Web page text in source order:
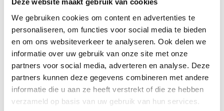
We gebruiken cookies om content en advertenties te
personaliseren, om functies voor social media te bieden
en om ons websiteverkeer te analyseren. Ook delen we
informatie over uw gebruik van onze site met onze
partners voor social media, adverteren en analyse. Deze
partners kunnen deze gegevens combineren met andere
informatie die u aan ze heeft verstrekt of die ze hebben
verzameld op basis van uw gebruik van hun services.